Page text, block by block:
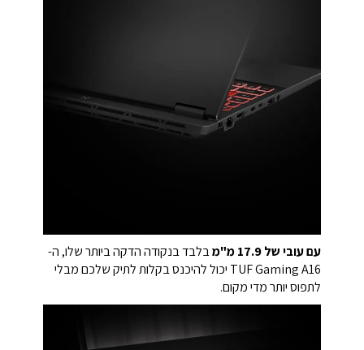
עם עובי של 17.9 מ"מ
בלבד בנקודה הדקה ביותר שלו, ה-
TUF Gaming A16 יכול להיכנס בקלות לתיק שלכם מבלי
לתפוס יותר מדי מקום.